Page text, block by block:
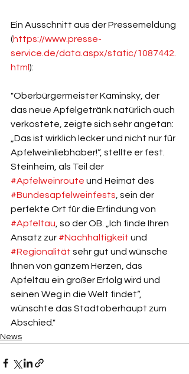
Ein Ausschnitt aus der Pressemeldung
(https://www.presse-
service.de/data.aspx/static/1087442.
html):
"Oberbürgermeister Kaminsky, der
das neue Apfelgetränk natürlich auch
verkostete, zeigte sich sehr angetan:
„Das ist wirklich lecker und nicht nur für
Apfelweinliebhaber!“, stellte er fest.
Steinheim, als Teil der
#Apfelweinroute und Heimat des
#Bundesapfelweinfests , sein der
perfekte Ort für die Erfindung von
#Apfeltau , so der OB. „Ich finde Ihren
Ansatz zur #Nachhaltigkeit und
#Regionalität sehr gut und wünsche
Ihnen von ganzem Herzen, das
Apfeltau ein großer Erfolg wird und
seinen Weg in die Welt findet“,
wünschte das Stadtoberhaupt zum
Abschied."
News